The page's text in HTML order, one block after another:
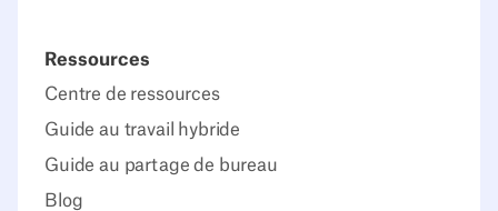
Ressources
Centre de ressources
Guide au travail hybride
Guide au partage de bureau
Blog